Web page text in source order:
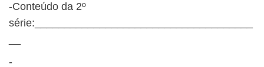
-Conteúdo da 2º
série:_____________________________________
-